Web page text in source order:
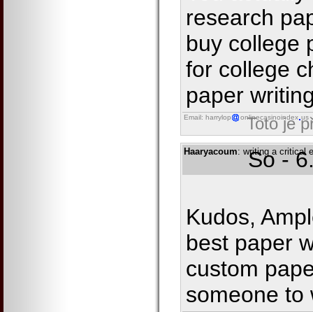
research
buy college
for college
paper
Email: harrylop onlinecasinoindex us
Toto je
Haaryacoum: writing a critical
So -
Kudos,
best paper
custom
someone to